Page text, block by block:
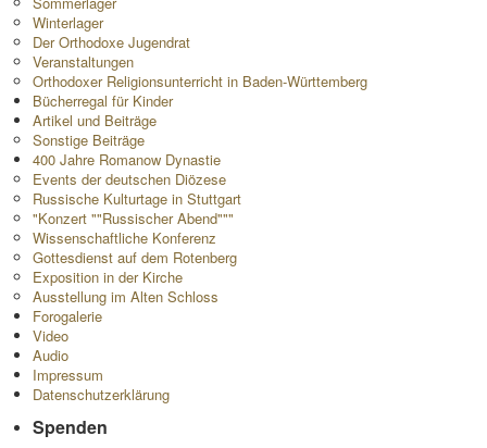
Winterlager
Der Orthodoxe Jugendrat
Veranstaltungen
Orthodoxer Religionsunterricht in Baden-Württemberg
Bücherregal für Kinder
Artikel und Beiträge
Sonstige Beiträge
400 Jahre Romanow Dynastie
Events der deutschen Diözese
Russische Kulturtage in Stuttgart
"Konzert ""Russischer Abend"""
Wissenschaftliche Konferenz
Gottesdienst auf dem Rotenberg
Exposition in der Kirche
Ausstellung im Alten Schloss
Forogalerie
Video
Audio
Impressum
Datenschutzerklärung
Spenden